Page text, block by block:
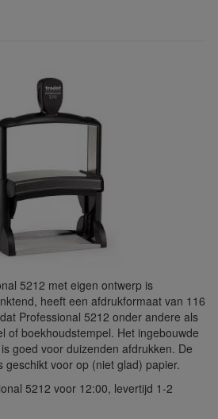
5212 met eigen ontwerp is
heeft een afdrukformaat van 116
Professional 5212 onder andere als
of boekhoudstempel. Het ingebouwde
goed voor duizenden afdrukken. De
geschikt voor op (niet glad) papier.
5212 voor 12:00, levertijd 1-2